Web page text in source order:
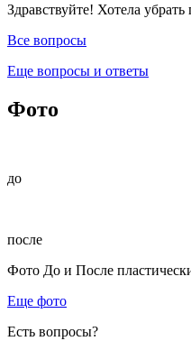
Здравствуйте! Хотела
Все вопросы
Еще вопросы и ответы
Фото
до
после
Фото До и После
Еще фото
Есть вопросы?